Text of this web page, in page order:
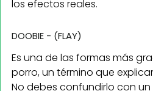
los efectos reales.
DOOBIE - (FLAY)
Es una de las formas más
porro, un término que
No debes confundirlo con